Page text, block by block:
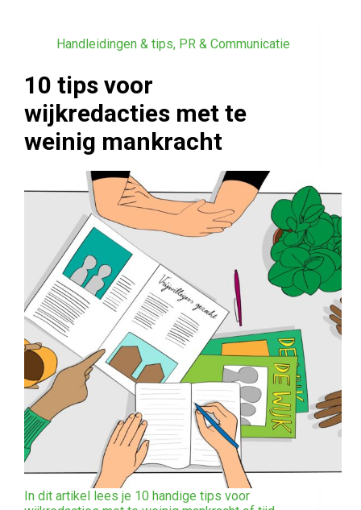
Handleidingen & tips, PR & Communicatie
10 tips voor
wijkredacties met te
weinig mankracht
In dit artikel lees je 10 handige tips voor